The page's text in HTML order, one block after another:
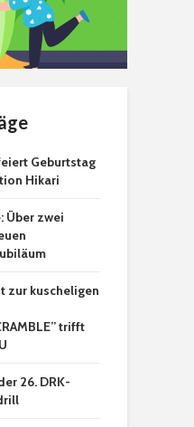
Geburtstag
Hikari
Über zwei
zur kuscheligen
trifft
26. DRK-